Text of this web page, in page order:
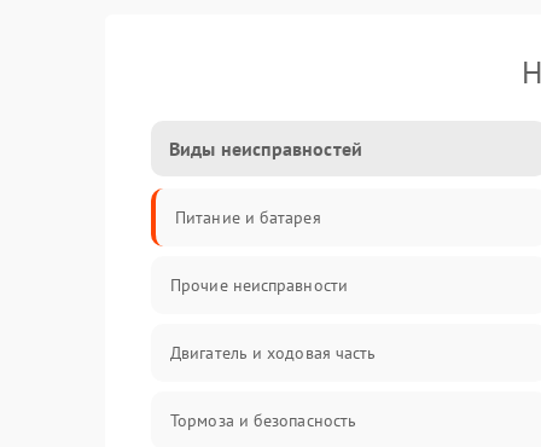
Виды неисправностей
Питание и батарея
Прочие неисправности
Двигатель и ходовая часть
Тормоза и безопасность